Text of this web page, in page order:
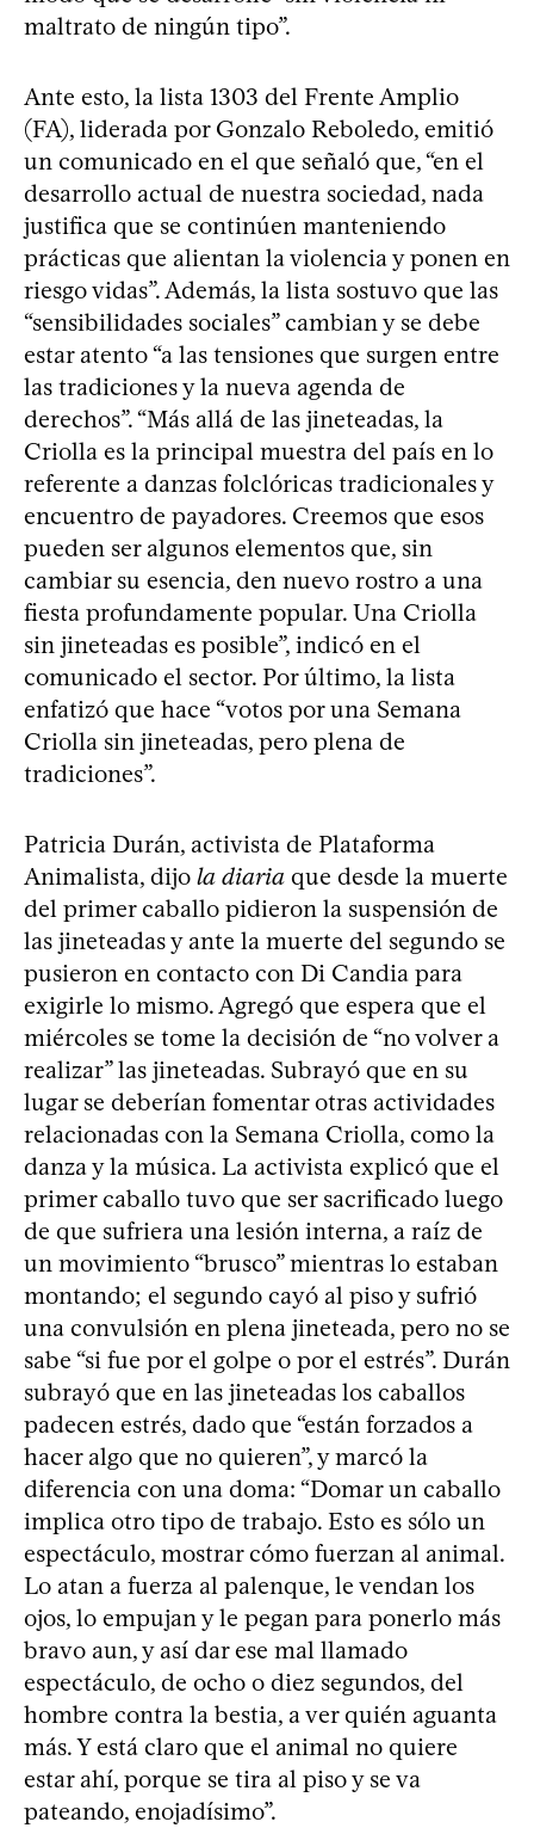
maltrato de ningún tipo”.
Ante esto, la lista 1303 del Frente Amplio
(FA), liderada por Gonzalo Reboledo, emitió
un comunicado en el que señaló que, “en el
desarrollo actual de nuestra sociedad, nada
justifica que se continúen manteniendo
prácticas que alientan la violencia y ponen en
riesgo vidas”. Además, la lista sostuvo que las
“sensibilidades sociales” cambian y se debe
estar atento “a las tensiones que surgen entre
las tradiciones y la nueva agenda de
derechos”. “Más allá de las jineteadas, la
Criolla es la principal muestra del país en lo
referente a danzas folclóricas tradicionales y
encuentro de payadores. Creemos que esos
pueden ser algunos elementos que, sin
cambiar su esencia, den nuevo rostro a una
fiesta profundamente popular. Una Criolla
sin jineteadas es posible”, indicó en el
comunicado el sector. Por último, la lista
enfatizó que hace “votos por una Semana
Criolla sin jineteadas, pero plena de
tradiciones”.
Patricia Durán, activista de Plataforma
Animalista, dijo la diaria que desde la muerte
del primer caballo pidieron la suspensión de
las jineteadas y ante la muerte del segundo se
pusieron en contacto con Di Candia para
exigirle lo mismo. Agregó que espera que el
miércoles se tome la decisión de “no volver a
realizar” las jineteadas. Subrayó que en su
lugar se deberían fomentar otras actividades
relacionadas con la Semana Criolla, como la
danza y la música. La activista explicó que el
primer caballo tuvo que ser sacrificado luego
de que sufriera una lesión interna, a raíz de
un movimiento “brusco” mientras lo estaban
montando; el segundo cayó al piso y sufrió
una convulsión en plena jineteada, pero no se
sabe “si fue por el golpe o por el estrés”. Durán
subrayó que en las jineteadas los caballos
padecen estrés, dado que “están forzados a
hacer algo que no quieren”, y marcó la
diferencia con una doma: “Domar un caballo
implica otro tipo de trabajo. Esto es sólo un
espectáculo, mostrar cómo fuerzan al animal.
Lo atan a fuerza al palenque, le vendan los
ojos, lo empujan y le pegan para ponerlo más
bravo aun, y así dar ese mal llamado
espectáculo, de ocho o diez segundos, del
hombre contra la bestia, a ver quién aguanta
más. Y está claro que el animal no quiere
estar ahí, porque se tira al piso y se va
pateando, enojadísimo”.